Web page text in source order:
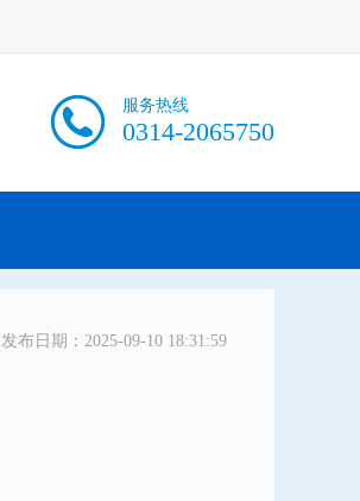
服务热线
0314-2065750
发布日期：2025-09-10 18:31:59